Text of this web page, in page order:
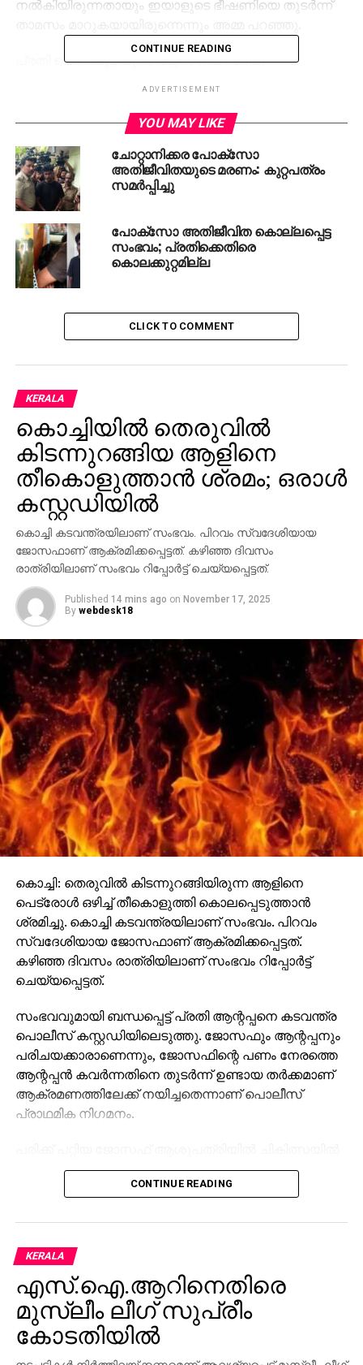
നല്‍കിയിരുന്നതായും ഇയാളുടെ ഭീഷണിയെ തുടര്‍ന്ന്
പ്രതി പെണ്‍കുട്ടിയുടെ വീട്ടില്‍ സ്ഥിരമായി
ഭീഷണിപ്പെടുത്തിയിരുന്നതായും പറയുന്നു.
ഇതേത്തുടര്‍ന്ന് നാട്ടുകാര്‍ പൊലീസില്‍ പരാതി
നല്‍കിയിരുന്നു.
കട്ടിലിന് താഴെ കിടക്കുന്ന നിലയില്‍ അതീവ
ഗുരുതരാവസ്ഥയിലാണ് പെണ്‍കുട്ടിയെ ബന്ധുു
കണ്ടെത്തിയത്.
പൊലീസ് സംഭവസ്ഥലത്തെത്തിയാണ് കുട്ടിയെ
ആശുപത്രിയിലെത്തിച്ചത്.
RELATED TOPICS:
UP NEXT
ഓഹരി വ്യാപാര സ്ഥാപനങ്ങളുടെ പേരില്‍ തട്ടിപ്പ്;
മുന്നറിയിപ്പ്
DON'T MISS
നടി നിഖില വിമലിന്റെ സഹോദരി സന്യാസം
സ്വീകരിച്ചു
CONTINUE READING
ADVERTISEMENT
YOU MAY LIKE
ചോറ്റാനിക്കര പോക്സോ
അതിജീവിതയുടെ മരണം: കുറ്റപത്രം
സമര്‍പ്പിച്ചു
പോക്‌സോ അതിജീവിത കൊല്ലപ്പെട്ട
സംഭവം; പ്രതിക്കെതിരെ
കൊലക്കുറ്റമില്ല
CLICK TO COMMENT
KERALA
കൊച്ചിയില്‍ തെരുവില്‍
കിടന്നുറങ്ങിയ ആളിനെ
തീകൊളുത്താന്‍ ശ്രമം; ഒരാള്‍
കസ്റ്റഡിയില്‍
കൊച്ചി കടവന്ത്രയിലാണ് സംഭവം. പിറവം സ്വദേശിയായ
ജോസഫാണ് ആക്രമിക്കപ്പെട്ടത്. കഴിഞ്ഞ ദിവസം
രാത്രിയിലാണ് സംഭവം റിപ്പോര്‍ട്ട് ചെയ്യപ്പെട്ടത്.
Published 14 mins ago on November 17, 2025
By webdesk18
കൊച്ചി: തെരുവില്‍ കിടന്നുറങ്ങിയിരുന്ന ആളിനെ
പെട്രോള്‍ ഒഴിച്ച് തീകൊളുത്തി കൊലപ്പെടുത്താന്‍
ശ്രമിച്ചു. കൊച്ചി കടവന്ത്രയിലാണ് സംഭവം. പിറവം
സ്വദേശിയായ ജോസഫാണ് ആക്രമിക്കപ്പെട്ടത്.
കഴിഞ്ഞ ദിവസം രാത്രിയിലാണ് സംഭവം റിപ്പോര്‍ട്ട്
ചെയ്യപ്പെട്ടത്.
സംഭവവുമായി ബന്ധപ്പെട്ട് പ്രതി ആന്റപ്പനെ കടവന്ത്ര
പൊലീസ് കസ്റ്റഡിയിലെടുത്തു. ജോസഫും ആന്റപ്പനും
പരിചയക്കാരാണെന്നും, ജോസഫിന്റെ പണം നേരത്തെ
ആന്റപ്പന്‍ കവര്‍ന്നതിനെ തുടര്‍ന്ന് ഉണ്ടായ തര്‍ക്കമാണ്
ആക്രമണത്തിലേക്ക് നയിച്ചതെന്നാണ് പൊലീസ്
പ്രാഥമിക നിഗമനം.
കഴിയുന്നു. സംഭവവുമായി ബന്ധപ്പെട്ട് കൂടുതല്‍
അന്വേഷണം പുരോഗമിക്കുന്നതായി പൊലീസ്
CONTINUE READING
KERALA
എസ്.ഐ.ആറിനെതിരെ
മുസ്ലീം ലീഗ് സുപ്രീം
കോടതിയില്‍